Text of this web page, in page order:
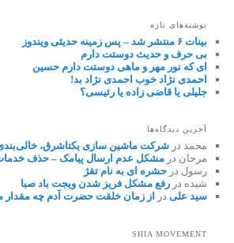
نوشته‌های تازه
بینات ۶ منتشر شد – پس زمینه حدیثی ویندوز
بی حرف و حدیث دوستت دارم
ای که نور مهر و ماهی دوستت دارم حسین
احمدی نژاد خوب احمدی نژاد بد!
جلیلی یا قاضی زاده یا رئیسی؟
آخرین دیدگاه‌ها
محمد درشرکت ماشین سازی یکتاشرق، خالی‌بندی
مرجان درمشکل عدم ارسال پیامک – حذف خدمات
رسول درحشره ای به نام تقژ
شیده دررفع مشکل فریز شدن ویجت باد صبا
سید علی در از زمان خلقت حضرت آدم چه مقدار
SHIA MOVEMENT